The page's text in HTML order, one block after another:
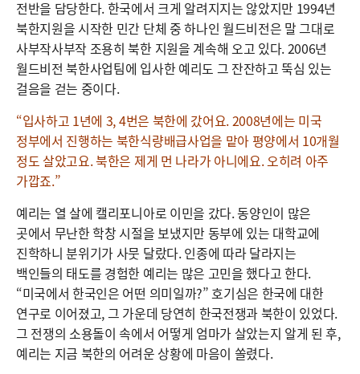
전반을 담당한다. 한국에서 크게 알려지지는 않았지만 1994년
북한지원을 시작한 민간 단체 중 하나인 월드비전은 말 그대로
사부작사부작 조용히 북한 지원을 계속해 오고 있다. 2006년
월드비전 북한사업팀에 입사한 예리도 그 잔잔하고 뚝심 있는
걸음을 걷는 중이다.
“입사하고 1년에 3, 4번은 북한에 갔어요. 2008년에는 미국
정부에서 진행하는 북한식량배급사업을 맡아 평양에서 10개월
정도 살았고요. 북한은 제게 먼 나라가 아니에요. 오히려 아주
가깝죠.”
예리는 열 살에 캘리포니아로 이민을 갔다. 동양인이 많은
곳에서 무난한 학창 시절을 보냈지만 동부에 있는 대학교에
진학하니 분위기가 사뭇 달랐다. 인종에 따라 달라지는
백인들의 태도를 경험한 예리는 많은 고민을 했다고 한다.
“미국에서 한국인은 어떤 의미일까?” 호기심은 한국에 대한
연구로 이어졌고, 그 가운데 당연히 한국전쟁과 북한이 있었다.
그 전쟁의 소용돌이 속에서 어떻게 엄마가 살았는지 알게 된 후,
예리는 지금 북한의 어려운 상황에 마음이 쏠렸다.